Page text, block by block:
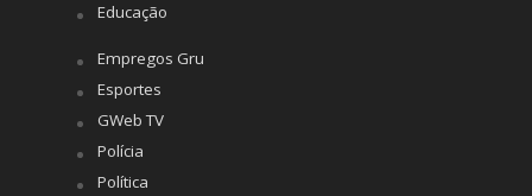
Educação
Empregos Gru
Esportes
GWeb TV
Polícia
Política